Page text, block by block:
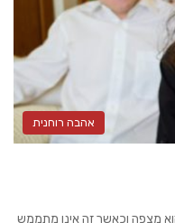
אהבה רוחנית
מצפה וכאשר זה אינו מתממש